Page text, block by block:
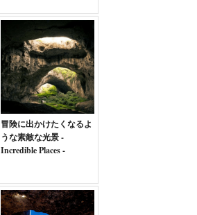
冒険に出かけたくなるよ
うな素敵な光景 -
Incredible Places -